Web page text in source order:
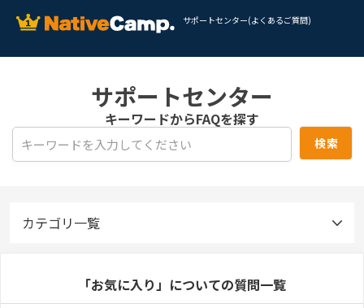
サポートセンター(よくあるご質問)
サポートセンター
キーワードからFAQを探す
「お気に入り」についての質問一覧
カテゴリ一覧